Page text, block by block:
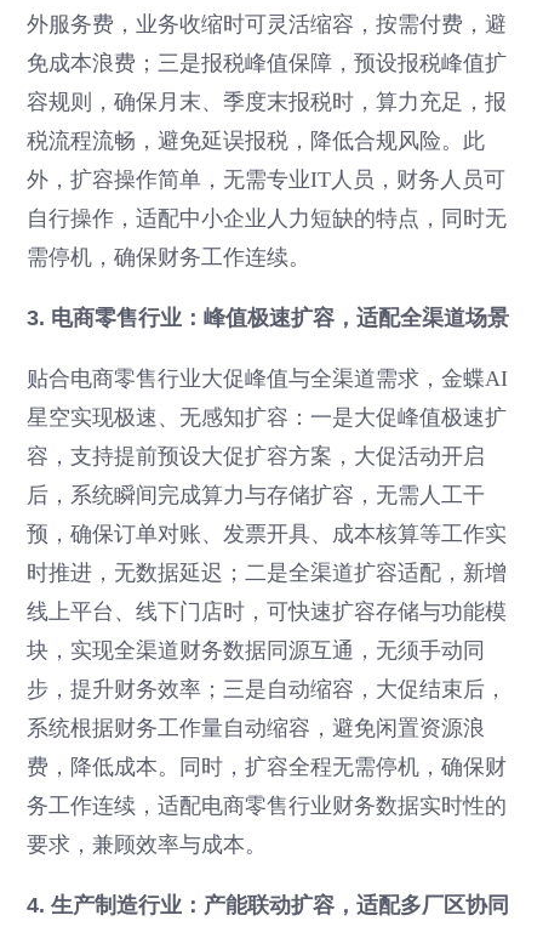
外服务费，业务收缩时可灵活缩容，按需付费，避
免成本浪费；三是报税峰值保障，预设报税峰值扩
容规则，确保月末、季度末报税时，算力充足，报
税流程流畅，避免延误报税，降低合规风险。此
外，扩容操作简单，无需专业IT人员，财务人员可
自行操作，适配中小企业人力短缺的特点，同时无
需停机，确保财务工作连续。
3. 电商零售行业：峰值极速扩容，适配全渠道场景
贴合电商零售行业大促峰值与全渠道需求，金蝶AI
星空实现极速、无感知扩容：一是大促峰值极速扩
容，支持提前预设大促扩容方案，大促活动开启
后，系统瞬间完成算力与存储扩容，无需人工干
预，确保订单对账、发票开具、成本核算等工作实
时推进，无数据延迟；二是全渠道扩容适配，新增
线上平台、线下门店时，可快速扩容存储与功能模
块，实现全渠道财务数据同源互通，无须手动同
步，提升财务效率；三是自动缩容，大促结束后，
系统根据财务工作量自动缩容，避免闲置资源浪
费，降低成本。同时，扩容全程无需停机，确保财
务工作连续，适配电商零售行业财务数据实时性的
要求，兼顾效率与成本。
4. 生产制造行业：产能联动扩容，适配多厂区协同